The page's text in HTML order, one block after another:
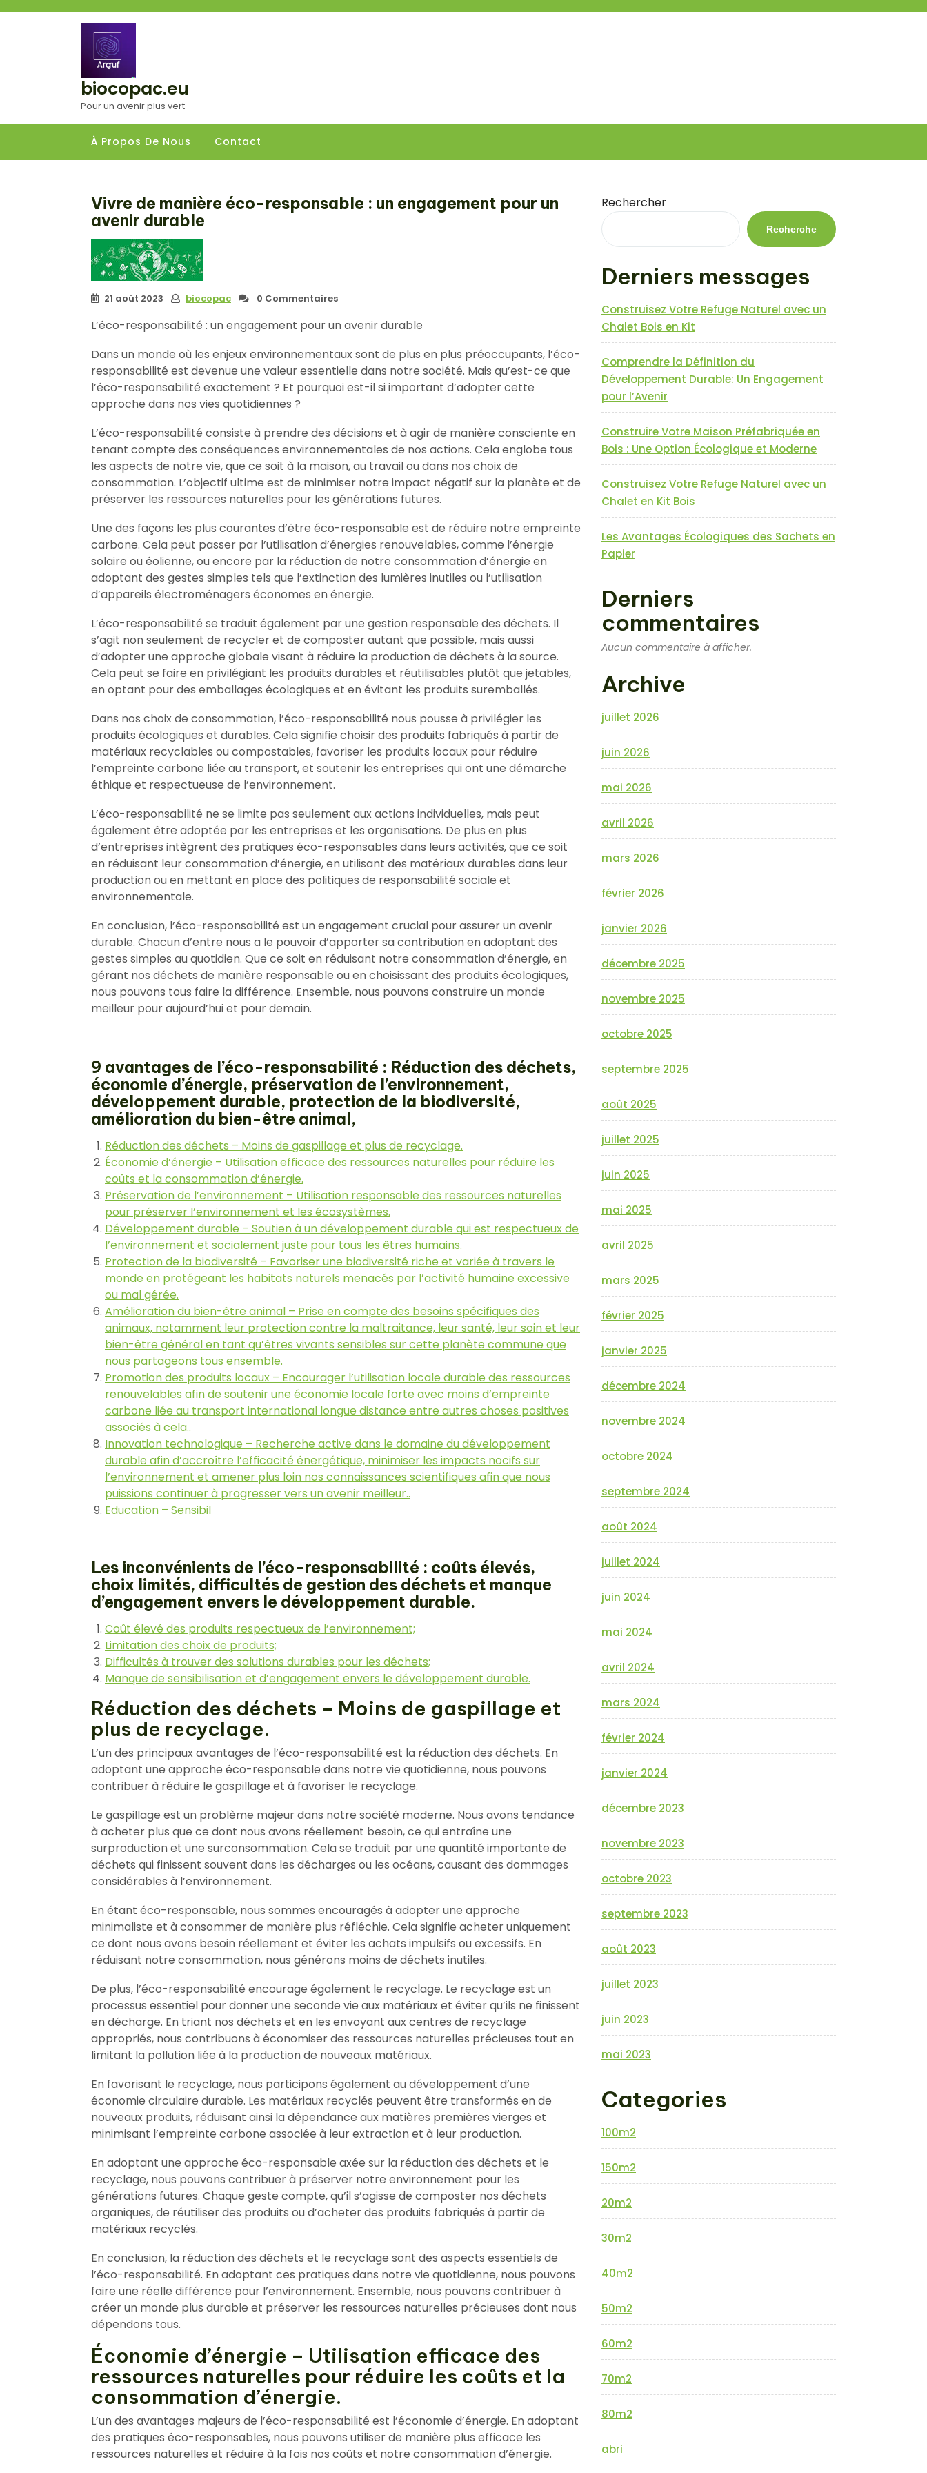
biocopac.eu
Pour un avenir plus vert
À Propos De Nous Contact
Vivre de manière éco-responsable : un engagement pour un
avenir durable
21 août 2023 biocopac 0 Commentaires
L’éco-responsabilité : un engagement pour un avenir durable
Dans un monde où les enjeux environnementaux sont de plus en plus préoccupants, l’éco-
responsabilité est devenue une valeur essentielle dans notre société. Mais qu’est-ce que
l’éco-responsabilité exactement ? Et pourquoi est-il si important d’adopter cette
approche dans nos vies quotidiennes ?
L’éco-responsabilité consiste à prendre des décisions et à agir de manière consciente en
tenant compte des conséquences environnementales de nos actions. Cela englobe tous
les aspects de notre vie, que ce soit à la maison, au travail ou dans nos choix de
consommation. L’objectif ultime est de minimiser notre impact négatif sur la planète et de
préserver les ressources naturelles pour les générations futures.
Une des façons les plus courantes d’être éco-responsable est de réduire notre empreinte
carbone. Cela peut passer par l’utilisation d’énergies renouvelables, comme l’énergie
solaire ou éolienne, ou encore par la réduction de notre consommation d’énergie en
adoptant des gestes simples tels que l’extinction des lumières inutiles ou l’utilisation
d’appareils électroménagers économes en énergie.
L’éco-responsabilité se traduit également par une gestion responsable des déchets. Il
s’agit non seulement de recycler et de composter autant que possible, mais aussi
d’adopter une approche globale visant à réduire la production de déchets à la source.
Cela peut se faire en privilégiant les produits durables et réutilisables plutôt que jetables,
en optant pour des emballages écologiques et en évitant les produits suremballés.
Dans nos choix de consommation, l’éco-responsabilité nous pousse à privilégier les
produits écologiques et durables. Cela signifie choisir des produits fabriqués à partir de
matériaux recyclables ou compostables, favoriser les produits locaux pour réduire
l’empreinte carbone liée au transport, et soutenir les entreprises qui ont une démarche
éthique et respectueuse de l’environnement.
L’éco-responsabilité ne se limite pas seulement aux actions individuelles, mais peut
également être adoptée par les entreprises et les organisations. De plus en plus
d’entreprises intègrent des pratiques éco-responsables dans leurs activités, que ce soit
en réduisant leur consommation d’énergie, en utilisant des matériaux durables dans leur
production ou en mettant en place des politiques de responsabilité sociale et
environnementale.
En conclusion, l’éco-responsabilité est un engagement crucial pour assurer un avenir
durable. Chacun d’entre nous a le pouvoir d’apporter sa contribution en adoptant des
gestes simples au quotidien. Que ce soit en réduisant notre consommation d’énergie, en
gérant nos déchets de manière responsable ou en choisissant des produits écologiques,
nous pouvons tous faire la différence. Ensemble, nous pouvons construire un monde
meilleur pour aujourd’hui et pour demain.
9 avantages de l’éco-responsabilité : Réduction des déchets,
économie d’énergie, préservation de l’environnement,
développement durable, protection de la biodiversité,
amélioration du bien-être animal,
Réduction des déchets – Moins de gaspillage et plus de recyclage.
Économie d’énergie – Utilisation efficace des ressources naturelles pour réduire les
coûts et la consommation d’énergie.
Préservation de l’environnement – Utilisation responsable des ressources naturelles
pour préserver l’environnement et les écosystèmes.
Développement durable – Soutien à un développement durable qui est respectueux de
l’environnement et socialement juste pour tous les êtres humains.
Protection de la biodiversité – Favoriser une biodiversité riche et variée à travers le
monde en protégeant les habitats naturels menacés par l’activité humaine excessive
ou mal gérée.
Amélioration du bien-être animal – Prise en compte des besoins spécifiques des
animaux, notamment leur protection contre la maltraitance, leur santé, leur soin et leur
bien-être général en tant qu’êtres vivants sensibles sur cette planète commune que
nous partageons tous ensemble.
Promotion des produits locaux – Encourager l’utilisation locale durable des ressources
renouvelables afin de soutenir une économie locale forte avec moins d’empreinte
carbone liée au transport international longue distance entre autres choses positives
associés à cela..
Innovation technologique – Recherche active dans le domaine du développement
durable afin d’accroître l’efficacité énergétique, minimiser les impacts nocifs sur
l’environnement et amener plus loin nos connaissances scientifiques afin que nous
puissions continuer à progresser vers un avenir meilleur..
Education – Sensibil
Les inconvénients de l’éco-responsabilité : coûts élevés,
choix limités, difficultés de gestion des déchets et manque
d’engagement envers le développement durable.
Coût élevé des produits respectueux de l’environnement;
Limitation des choix de produits;
Difficultés à trouver des solutions durables pour les déchets;
Manque de sensibilisation et d’engagement envers le développement durable.
Réduction des déchets – Moins de gaspillage et
plus de recyclage.
L’un des principaux avantages de l’éco-responsabilité est la réduction des déchets. En
adoptant une approche éco-responsable dans notre vie quotidienne, nous pouvons
contribuer à réduire le gaspillage et à favoriser le recyclage.
Le gaspillage est un problème majeur dans notre société moderne. Nous avons tendance
à acheter plus que ce dont nous avons réellement besoin, ce qui entraîne une
surproduction et une surconsommation. Cela se traduit par une quantité importante de
déchets qui finissent souvent dans les décharges ou les océans, causant des dommages
considérables à l’environnement.
En étant éco-responsable, nous sommes encouragés à adopter une approche
minimaliste et à consommer de manière plus réfléchie. Cela signifie acheter uniquement
ce dont nous avons besoin réellement et éviter les achats impulsifs ou excessifs. En
réduisant notre consommation, nous générons moins de déchets inutiles.
De plus, l’éco-responsabilité encourage également le recyclage. Le recyclage est un
processus essentiel pour donner une seconde vie aux matériaux et éviter qu’ils ne finissent
en décharge. En triant nos déchets et en les envoyant aux centres de recyclage
appropriés, nous contribuons à économiser des ressources naturelles précieuses tout en
limitant la pollution liée à la production de nouveaux matériaux.
En favorisant le recyclage, nous participons également au développement d’une
économie circulaire durable. Les matériaux recyclés peuvent être transformés en de
nouveaux produits, réduisant ainsi la dépendance aux matières premières vierges et
minimisant l’empreinte carbone associée à leur extraction et à leur production.
En adoptant une approche éco-responsable axée sur la réduction des déchets et le
recyclage, nous pouvons contribuer à préserver notre environnement pour les
générations futures. Chaque geste compte, qu’il s’agisse de composter nos déchets
organiques, de réutiliser des produits ou d’acheter des produits fabriqués à partir de
matériaux recyclés.
En conclusion, la réduction des déchets et le recyclage sont des aspects essentiels de
l’éco-responsabilité. En adoptant ces pratiques dans notre vie quotidienne, nous pouvons
faire une réelle différence pour l’environnement. Ensemble, nous pouvons contribuer à
créer un monde plus durable et préserver les ressources naturelles précieuses dont nous
dépendons tous.
Économie d’énergie – Utilisation efficace des
ressources naturelles pour réduire les coûts et la
consommation d’énergie.
L’un des avantages majeurs de l’éco-responsabilité est l’économie d’énergie. En adoptant
des pratiques éco-responsables, nous pouvons utiliser de manière plus efficace les
ressources naturelles et réduire à la fois nos coûts et notre consommation d’énergie.
Rechercher
Recherche
Derniers messages
Construisez Votre Refuge Naturel avec un
Chalet Bois en Kit
Comprendre la Définition du
Développement Durable: Un Engagement
pour l’Avenir
Construire Votre Maison Préfabriquée en
Bois : Une Option Écologique et Moderne
Construisez Votre Refuge Naturel avec un
Chalet en Kit Bois
Les Avantages Écologiques des Sachets en
Papier
Derniers
commentaires
Aucun commentaire à afficher.
Archive
juillet 2026
juin 2026
mai 2026
avril 2026
mars 2026
février 2026
janvier 2026
décembre 2025
novembre 2025
octobre 2025
septembre 2025
août 2025
juillet 2025
juin 2025
mai 2025
avril 2025
mars 2025
février 2025
janvier 2025
décembre 2024
novembre 2024
octobre 2024
septembre 2024
août 2024
juillet 2024
juin 2024
mai 2024
avril 2024
mars 2024
février 2024
janvier 2024
décembre 2023
novembre 2023
octobre 2023
septembre 2023
août 2023
juillet 2023
juin 2023
mai 2023
Categories
100m2
150m2
20m2
30m2
40m2
50m2
60m2
70m2
80m2
abri